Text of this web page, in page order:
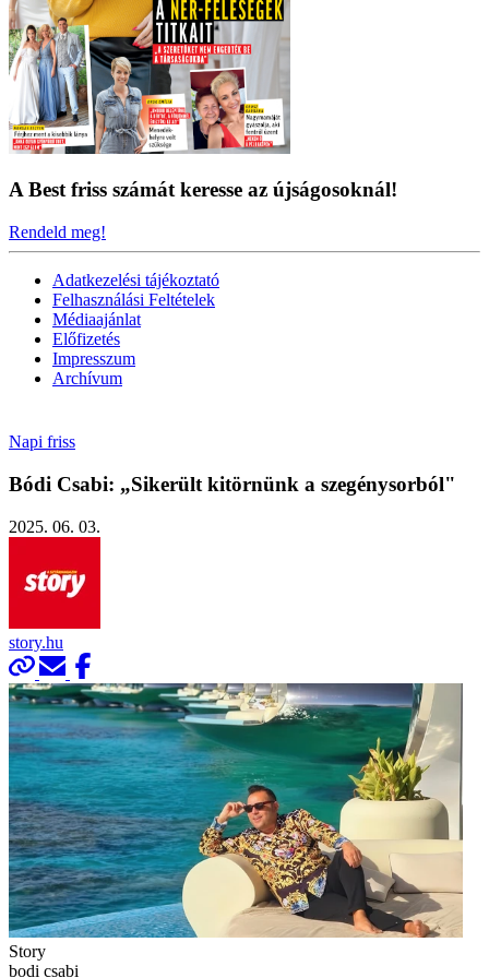
A Best friss számát keresse az újságosoknál!
Rendeld meg!
Adatkezelési tájékoztató
Felhasználási Feltételek
Médiaajánlat
Előfizetés
Impresszum
Archívum
Napi friss
Bódi Csabi: „Sikerült kitörnünk a szegénysorból"
2025. 06. 03.
story.hu
Story
bodi csabi